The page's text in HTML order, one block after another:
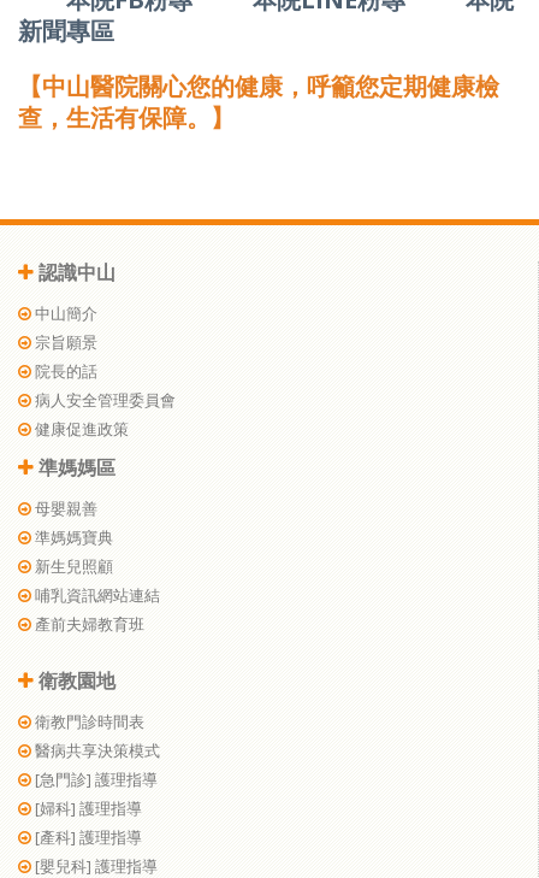
新聞專區
【中山醫院關心您的健康，呼籲您定期健康檢
查，生活有保障。】
認識中山
中山簡介
宗旨願景
院長的話
病人安全管理委員會
健康促進政策
準媽媽區
母嬰親善
準媽媽寶典
新生兒照顧
哺乳資訊網站連結
產前夫婦教育班
衛教園地
衛教門診時間表
醫病共享決策模式
[急門診] 護理指導
[婦科] 護理指導
[產科] 護理指導
[嬰兒科] 護理指導